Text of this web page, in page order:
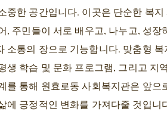
중한 공간입니다. 이곳은 단순한 복지
, 주민들이 서로 배우고, 나누고, 성장
소통의 장으로 기능합니다. 맞춤형
생 학습 및 문화 프로그램, 그리고 지
를 통해 원효로동 사회복지관은 앞으
에 긍정적인 변화를 가져다줄 것입니